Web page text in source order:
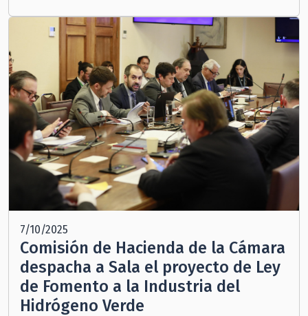
7/10/2025
Comisión de Hacienda de la Cámara
despacha a Sala el proyecto de Ley
de Fomento a la Industria del
Hidrógeno Verde